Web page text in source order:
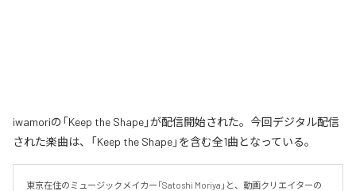
iwamoriの「Keep the Shape」が配信開始された。今回デジタル配信
された楽曲は、「Keep the Shape」を含む全1曲となっている。
東京在住のミュージックメイカー「Satoshi Moriya」と、動画クリエイターの